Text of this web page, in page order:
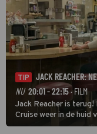
TIP
JACK REACHER:
NU 20:01 - 22:15· FILM
Jack Reacher is terug!
Cruise weer in de huid